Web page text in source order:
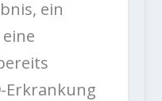
ein
Erkrankung